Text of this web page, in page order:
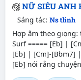
NỮ SIÊU ANH
Sáng tác: Ns tlinh
Hợp âm theo
Surf ===== [Eb] |
[Eb] | [Cm]-[Bbm7]
[Eb] nói rằng